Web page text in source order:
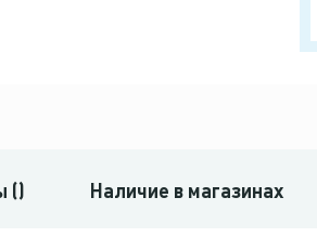
() Наличие в магазинах